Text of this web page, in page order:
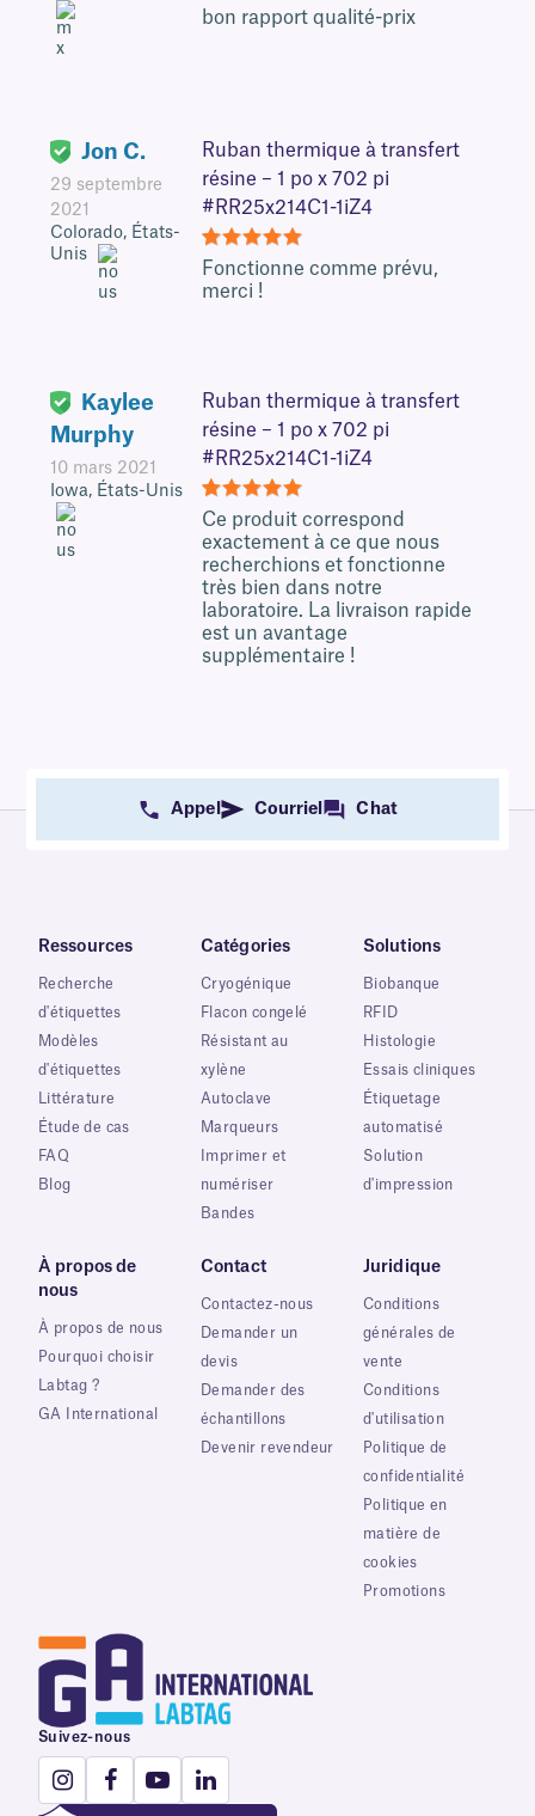
5
bon rapport qualité-prix
Jon C.
29 septembre
2021
Colorado, États-
Unis
Ruban thermique à transfert
résine – 1 po x 702 pi
#RR25x214C1-1iZ4
5Fonctionne comme prévu,
merci !
Kaylee
Murphy
10 mars 2021
Iowa, États-Unis
Ruban thermique à transfert
résine – 1 po x 702 pi
#RR25x214C1-1iZ4
5
Ce produit correspond
exactement à ce que nous
recherchions et fonctionne
très bien dans notre
laboratoire. La livraison rapide
est un avantage
supplémentaire !
Appel Courriel Chat
Ressources
Recherche
d'étiquettes
Modèles
d'étiquettes
Littérature
Étude de cas
FAQ
Blog
Catégories
Cryogénique
Flacon congelé
Résistant au
xylène
Autoclave
Marqueurs
Imprimer et
numériser
Bandes
Solutions
Biobanque
RFID
Histologie
Essais cliniques
Étiquetage
automatisé
Solution
d'impression
À propos de
nous
À propos de nous
Pourquoi choisir
Labtag ?
GA International
Contact
Contactez-nous
Demander un
devis
Demander des
échantillons
Devenir revendeur
Juridique
Conditions
générales de
vente
Conditions
d'utilisation
Politique de
confidentialité
Politique en
matière de
cookies
Promotions
Suivez-nous